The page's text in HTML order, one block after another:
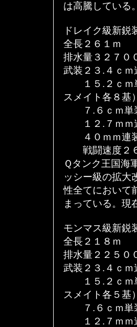
は高騰している
ドレイク級新鋭
全長２６１ｍ
排水量３２７０
武装２３.４ｃ
１５.２ｃｍ単
スメイト各８基）
７.６ｃｍ単装
１２.７ｍｍ連
４０ｍｍ連装
戦闘速度２
Ｑタンク王国海
ッシー級の拡大
性全てにおいて
まっている。現
モンマス級新鋭
全長２１８ｍ
排水量２２５０
武装２３.４ｃ
１５.２ｃｍ単
スメイト各５基）
７.６ｃｍ単装
１２.７ｍｍ連